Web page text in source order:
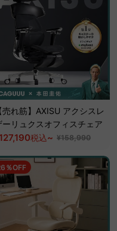
売れ筋】AXISU アクシスレ
ーリュクスオフィスチェア
税込~ ¥158,990
％OFF